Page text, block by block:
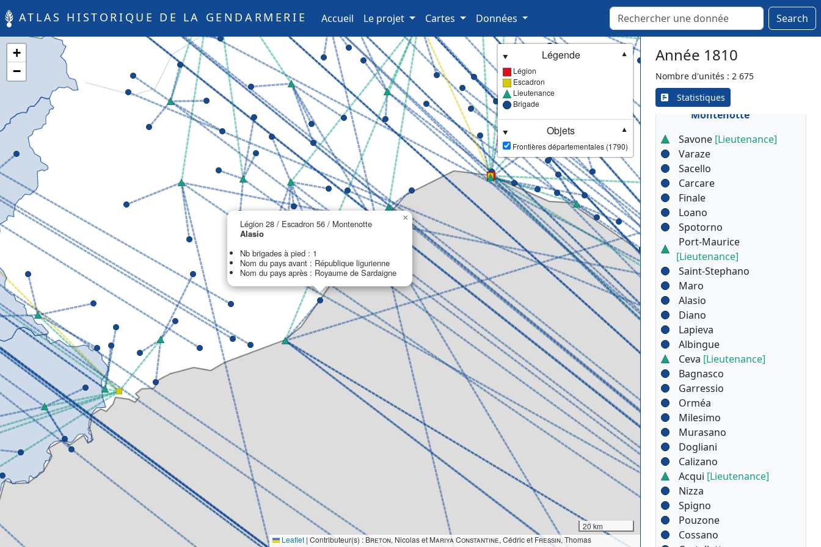
ATLAS HISTORIQUE DE LA GENDARMERIE Accueil (current)
Le projet Cartes Données Search
Légion 28 / Escadron 56 / Montenotte
Alasio
Nb brigades à pied : 1
Nom du pays avant : République ligurienne
Nom du pays après : Royaume de Sardaigne
×
+
−
Légende
▼
Légion
Escadron
Lieutenance
Brigade
Objets
▼
Frontières départementales (1790)
20 km
Leaflet | Contributeur(s) : Breton, Nicolas et Mariya Constantine, Cédric et Fressin, Thomas
Année 1810
Nombre d'unités : 2 675
Statistiques
Monbercelli
Montechiaro
Saint-Damien
Légion 28 /
Escadron 56 /
Montenotte
Savone [Lieutenance]
Varaze
Sacello
Carcare
Finale
Loano
Spotorno
Port-Maurice
[Lieutenance]
Saint-Stephano
Maro
Alasio
Diano
Lapieva
Albingue
Ceva [Lieutenance]
Bagnasco
Garressio
Orméa
Milesimo
Murasano
Dogliani
Calizano
Acqui [Lieutenance]
Nizza
Spigno
Pouzone
Cossano